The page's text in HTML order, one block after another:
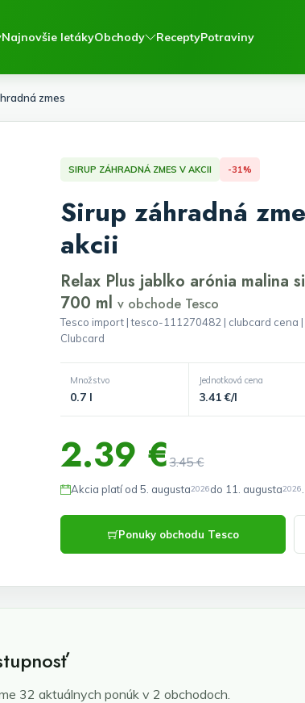
Najnovšie letákyObchody ReceptyPotraviny
zmes
SIRUP ZÁHRADNÁ ZMES V AKCII -31%
Sirup záhradná
akcii
Relax Plus jablko arónia malina
700 mlv obchode Tesco
Tesco import | tesco-111270482 | clubcard cena |
Clubcard
Množstvo
0.7 l
Jednotková cena
3.41 €/l
2.39 €3.45 €
Akcia platí od 5. augusta2026do 11. augusta2026
Ponuky obchodu Tesco
32 aktuálnych ponúk v 2 obchodoch.